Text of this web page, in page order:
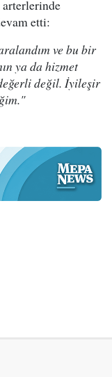
arterlerinde
etti:
ve bu bir
ya da hizmet
değil. İyileşir